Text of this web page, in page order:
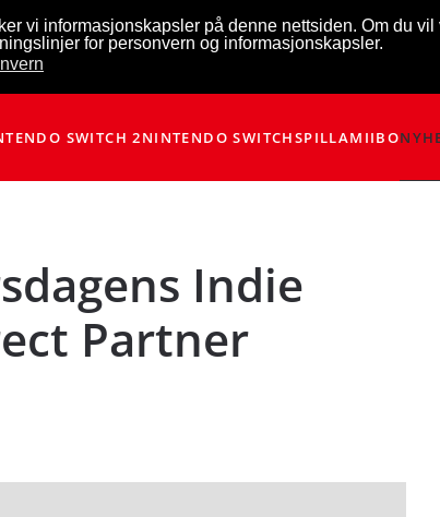
vi informasjonskapsler på denne nettsiden. Om du vil
for personvern og informasjonskapsler.
SWITCH 2NINTENDO SWITCHSPILLAMIIBO
Indie
Partner